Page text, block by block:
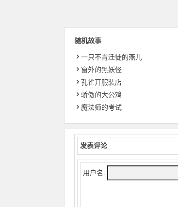
随机故事
一只不肯迁徙的燕儿
窗外的黑妖怪
孔雀开服装店
骄傲的大公鸡
魔法师的考试
发表评论
用户名: